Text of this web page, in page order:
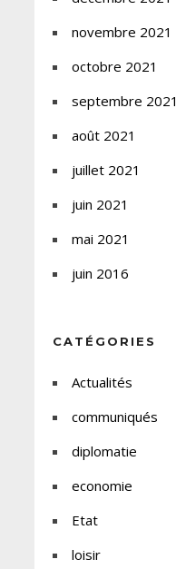
novembre 2021
octobre 2021
septembre 2021
août 2021
juillet 2021
juin 2021
mai 2021
juin 2016
CATÉGORIES
Actualités
communiqués
diplomatie
economie
Etat
loisir